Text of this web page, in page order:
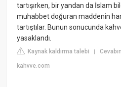
tartışırken, bir yandan da İslam
muhabbet doğuran maddenin
tartıştılar. Bunun sonucunda
yasaklandı.
Kaynak kaldırma talebi |
kahvve.com